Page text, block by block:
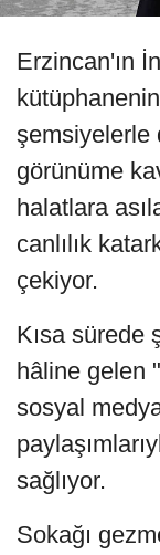
Erzincan'ın
şemsiyelerle
görünüme
halatlara
canlılık
çekiyor.
Kısa sürede
hâline gelen
sosyal
sağlıyor.
Sokağı